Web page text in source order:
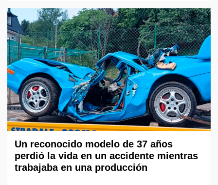
Un reconocido modelo de 37 años
perdió la vida en un accidente mientras
trabajaba en una producción